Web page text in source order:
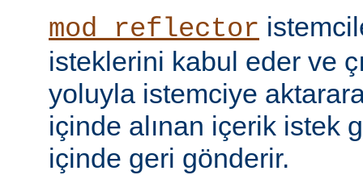
mod_reflector
isteklerini kabul eder ve
yoluyla istemciye
içinde alınan içerik istek
içinde geri gönderir.